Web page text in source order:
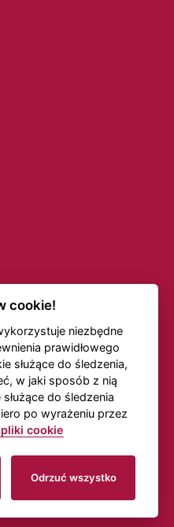
Transport online
wBeneš & Michl
cookie!
niezbędne
prawidłowego
służące do śledzenia,
w jaki sposób z nią
do śledzenia
po wyrażeniu przez
cookie
Odrzuć wszystko